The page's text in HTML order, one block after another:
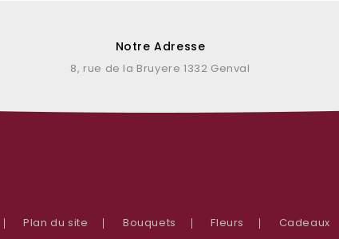
Notre Adresse
8, rue de la Bruyere 1332 Genval
Plan du site Bouquets Fleurs Cadeaux